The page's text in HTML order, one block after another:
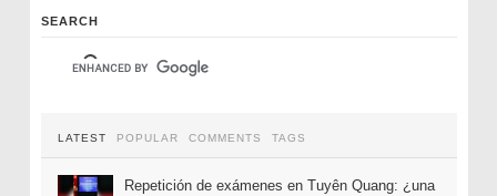
SEARCH
LATEST POPULAR COMMENTS TAGS
Repetición de exámenes en Tuyên Quang: ¿una